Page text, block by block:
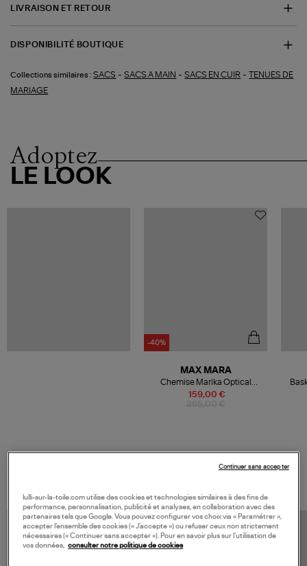
LIVRAISON ET RETOUR
DISPONIBILITÉ BOUTIQUE
Collections similaires : SACS -SACS A MAIN -SACS EN CUIR -TENUES DE
MARIAGE
Adoptez
LE LOOK
-40%
159,00 €
MAX MARA
Chemise Marika Optical
White, 'S Max Mara
lulli-sur-la-toile.com utilise des cookies et technologies similaires à des fins de
performance, personnalisation, publicité et analyses, en collaboration avec des
partenaires tels que Google. Vous pouvez configurer vos choix via « Paramétrer »,
accepter l’ensemble des cookies (« J’accepte ») ou refuser ceux non strictement
nécessaires (« Continuer sans accepter »). Pour en savoir plus sur l’utilisation de
vos données,
consulter notre politique de cookies
Continuer sans accepter